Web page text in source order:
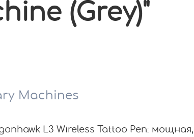
(Grey)"
Machines
L3 Wireless Tattoo Pen: мощная,